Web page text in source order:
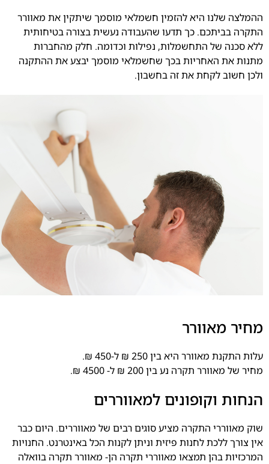
ההמלצה שלנו היא להזמין חשמלאי מוסמך שיתקין את מאוורר
התקרה בביתכם. כך תדעו שהעבודה נעשית בצורה בטיחותית
ללא סכנה של התחשמלות, נפילות וכדומה. חלק מהחברות
מתנות את האחריות בכך שחשמלאי מוסמך יבצע את ההתקנה
ולכן חשוב לקחת את זה בחשבון.
מחיר מאוורר
עלות התקנת מאוורר היא בין 250 ₪ ל-450 ₪.
מחיר של מאוורר תקרה נע בין 200 ₪ ל- 4500 ₪.
הנחות וקופונים למאווררים
שוק מאווררי התקרה מציע סוגים רבים של מאווררים. היום כבר
אין צורך ללכת לחנות פיזית וניתן לקנות הכל באינטרנט. החנויות
המרכזיות בהן תמצאו מאווררי תקרה הן- מאוורר תקרה בוואלה